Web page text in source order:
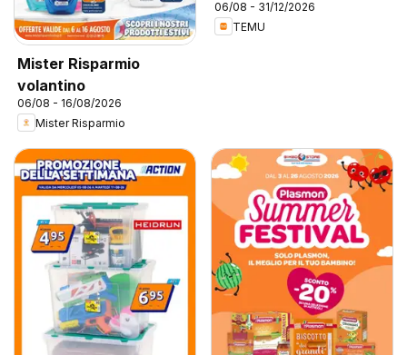
Mister Risparmio
volantino
06/08 - 16/08/2026
Mister Risparmio
06/08 - 31/12/2026
TEMU